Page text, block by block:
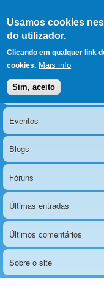
Usamos cookies
do utilizador.
Clicando em qualquer link
cookies. Mais info
Sim, aceito
O
Menu principal
Notícias
Eventos
Blogs
Fóruns
Últimas entradas
Últimos comentários
Sobre o site